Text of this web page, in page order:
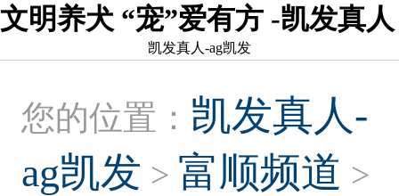
文明养犬 “宠”爱有方 -凯发真人
凯发真人-ag凯发
您的位置： 凯发真人-
ag凯发 > 富顺频道 >